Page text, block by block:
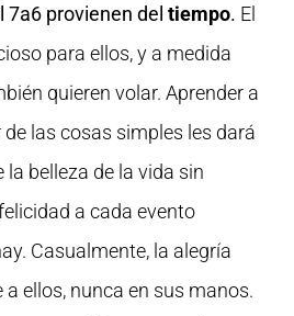
7a6 provienen del tiempo. El
para ellos, y a medida
quieren volar. Aprender a
las cosas simples les dará
belleza de la vida sin
a cada evento
Casualmente, la alegría
ellos, nunca en sus manos.